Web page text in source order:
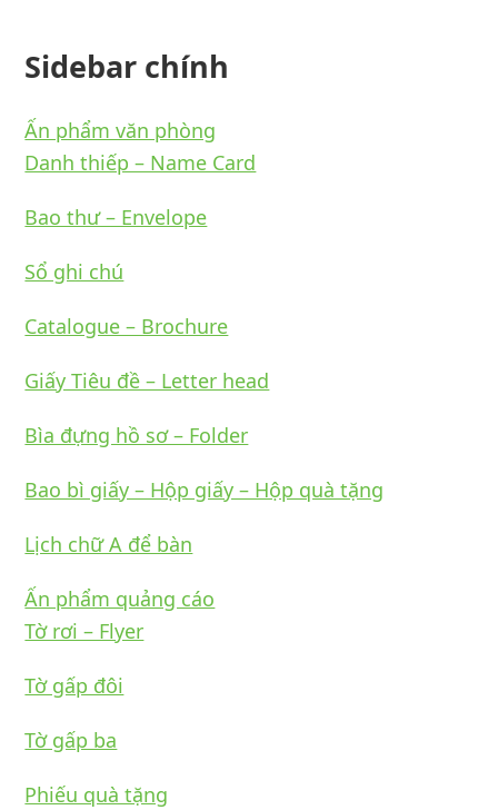
Sidebar chính
Ấn phẩm văn phòng
Danh thiếp – Name Card
Bao thư – Envelope
Sổ ghi chú
Catalogue – Brochure
Giấy Tiêu đề – Letter head
Bìa đựng hồ sơ – Folder
Bao bì giấy – Hộp giấy – Hộp quà tặng
Lịch chữ A để bàn
Ấn phẩm quảng cáo
Tờ rơi – Flyer
Tờ gấp đôi
Tờ gấp ba
Phiếu quà tặng